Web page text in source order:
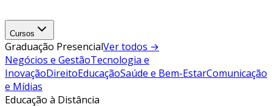
Cursos
Graduação PresencialVer todos →
Negócios e GestãoTecnologia e
InovaçãoDireitoEducaçãoSaúde e Bem-EstarComunicação
e Mídias
Educação à Distância